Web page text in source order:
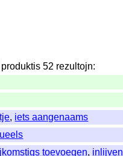
produktis 52 rezultojn:
, iets aangenaams
toevoegen, inlijven